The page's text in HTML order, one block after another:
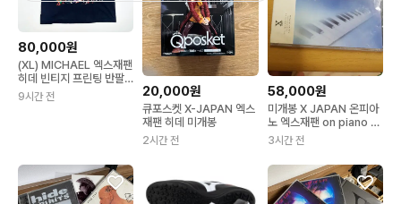
80,000원
(XL) MICHAEL 엑스재팬
히데 빈티지 프린팅 반팔
티 블랙
9시간 전 20,000원
큐포스켓 X-JAPAN 엑스
재팬 히데 미개봉
2시간 전
58,000원
미개봉 X JAPAN 온피아
노 엑스재팬 on piano 엑
스제팬 CD
3시간 전